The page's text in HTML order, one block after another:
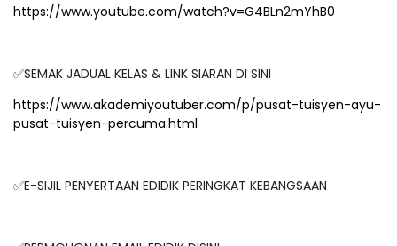
https://www.youtube.com/watch?v=G4BLn2mYhB0
✅SEMAK JADUAL KELAS & LINK SIARAN DI SINI
https://www.akademiyoutuber.com/p/pusat-tuisyen-ayu-
pusat-tuisyen-percuma.html
✅E-SIJIL PENYERTAAN EDIDIK PERINGKAT KEBANGSAAN